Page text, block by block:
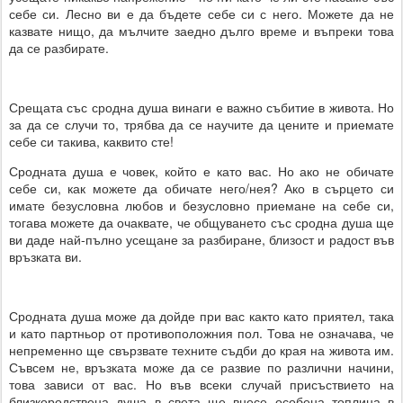
себе си. Лесно ви е да бъдете себе си с него. Можете да не
казвате нищо, да мълчите заедно дълго време и въпреки това
да се разбирате.
Срещата със сродна душа винаги е важно събитие в живота. Но
за да се случи то, трябва да се научите да цените и приемате
себе си такива, каквито сте!
Сродната душа е човек, който е като вас. Но ако не обичате
себе си, как можете да обичате него/нея? Ако в сърцето си
имате безусловна любов и безусловно приемане на себе си,
тогава можете да очаквате, че общуването със сродна душа ще
ви даде най-пълно усещане за разбиране, близост и радост във
връзката ви.
Сродната душа може да дойде при вас както като приятел, така
и като партньор от противоположния пол. Това не означава, че
непременно ще свързвате техните съдби до края на живота им.
Съвсем не, връзката може да се развие по различни начини,
това зависи от вас. Но във всеки случай присъствието на